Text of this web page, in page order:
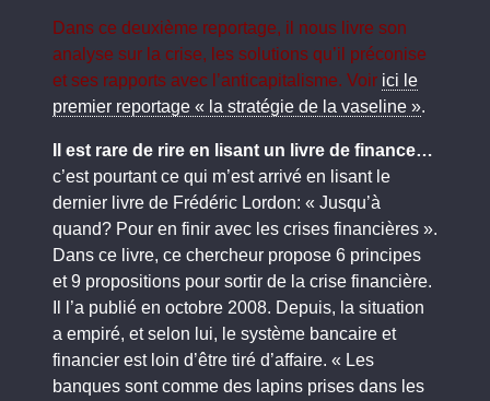
Dans ce deuxième reportage, il nous livre son
analyse sur la crise, les solutions qu’il préconise
et ses rapports avec l’anticapitalisme. Voir ici le
premier reportage « la stratégie de la vaseline ».
Il est rare de rire en lisant un livre de finance…
c’est pourtant ce qui m’est arrivé en lisant le
dernier livre de Frédéric Lordon: « Jusqu’à
quand? Pour en finir avec les crises financières ».
Dans ce livre, ce chercheur propose 6 principes
et 9 propositions pour sortir de la crise financière.
Il l’a publié en octobre 2008. Depuis, la situation
a empiré, et selon lui, le système bancaire et
financier est loin d’être tiré d’affaire. « Les
banques sont comme des lapins prises dans les